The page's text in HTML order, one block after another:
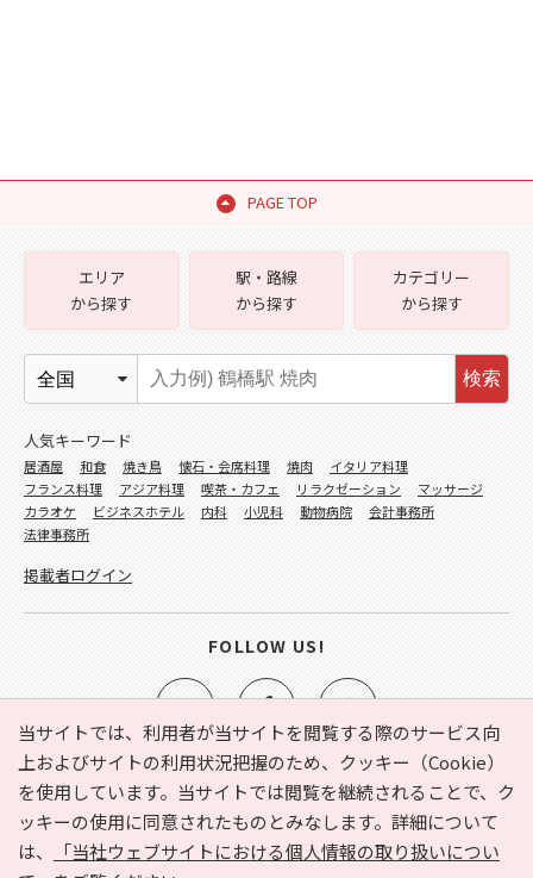
PAGE TOP
当サイトでは、利用者が当サイトを閲覧する際のサービス向
上およびサイトの利用状況把握のため、クッキー（Cookie）
を使用しています。当サイトでは閲覧を継続されることで、ク
ッキーの使用に同意されたものとみなします。詳細について
は、
「当社ウェブサイトにおける個人情報の取り扱いについ
e-NAVITA（イーナビタ）とは？ お気に入り
ヘルプ
利用規約
個人情報の取り扱いについて
運営会社
サイトマップ
広告掲載に関するお問い合わせ
エリア
から探す
駅・路線
から探す
カテゴリー
から探す
検索
人気キーワード
居酒屋 和食 焼き鳥 懐石・会席料理 焼肉
イタリア料理
フランス料理
アジア料理 喫茶・カフェ リラクゼーション
マッサージ
カラオケ
ビジネスホテル 内科 小児科 動物病院
会計事務所
法律事務所
掲載者ログイン
FOLLOW US!